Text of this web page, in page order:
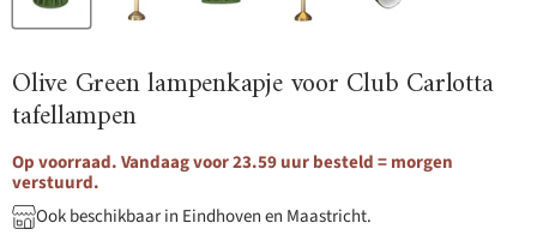
Olive Green lampenkapje voor Club Carlotta
tafellampen
Op voorraad. Vandaag voor 23.59 uur besteld = morgen
verstuurd.
Ook beschikbaar in Eindhoven en Maastricht.